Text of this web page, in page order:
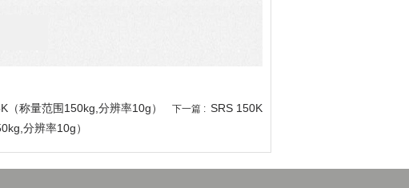
称量范围150kg,分辨率10g） 下一篇 : SRS 150K
分辨率10g）